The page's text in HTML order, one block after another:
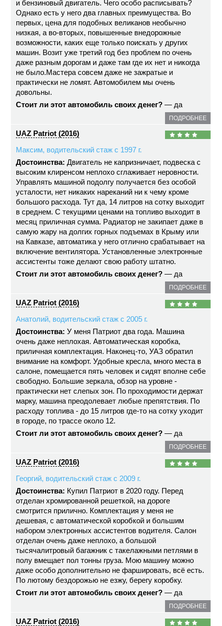
и бензиновый двигатель. Чего особо расписывать?
Однако есть у него два главных преимущества. Во
первых, цена для подобных великанов необычно
низкая, а во-вторых, повышенные внедорожные
возможности, каких еще только поискать у других
машин. Возит уже третий год без проблем по очень
даже разным дорогам и даже там где их нет и никогда
не было.Мастера совсем даже не зажратые и
практически не ломят. Автомобилем мы очень
довольны.
Стоит ли этот автомобиль своих денег? — да
ПОДРОБНЕЕ
UAZ Patriot (2016)
Максим, водительский стаж с 1997 г.
Достоинства: Двигатель не капризничает, подвеска с
высоким клиренсом неплохо сглаживает неровности.
Управлять машиной подолгу получается без особой
усталости, нет никаких нареканий ни к чему кроме
большого расхода. Тут да, 14 литров на сотку выходит
в среднем. С текущими ценами на топливо выходит в
месяц приличная сумма. Радиатор не закипает даже в
самую жару на долгих горных подъемах в Крыму или
на Кавказе, автоматика у него отлично срабатывает на
включение вентилятора. Установленные электронные
ассистенты тоже делают свою работу штатно.
Стоит ли этот автомобиль своих денег? — да
ПОДРОБНЕЕ
UAZ Patriot (2016)
Анатолий, водительский стаж с 2005 г.
Достоинства: У меня Патриот два года. Машина
очень даже неплохая. Автоматическая коробка,
приличная комплектация. Наконец-то, УАЗ обратил
внимание на комфорт. Удобные кресла, много места в
салоне, помещается пять человек и сидят вполне себе
свободно. Большие зеркала, обзор на уровне -
практически нет слепых зон. По проходимости держат
марку, машина преодолевает любые препятствия. По
расходу топлива - до 15 литров где-то на сотку уходит
в городе, по трассе около 12.
Стоит ли этот автомобиль своих денег? — да
ПОДРОБНЕЕ
UAZ Patriot (2016)
Георгий, водительский стаж с 2009 г.
Достоинства: Купил Патриот в 2020 году. Перед
отделан хромированной решеткой, на дороге
смотрится прилично. Комплектация у меня не
дешевая, с автоматической коробкой и большим
набором электронных ассистентов водителя. Салон
отделан очень даже неплохо, а большой
тысячалитровый багажник с такелажными петлями в
полу вмещает пол тонны груза. Мою машину можно
даже особо дополнительно не фаршировать, всё есть.
По лютому бездорожью не езжу, берегу коробку.
Стоит ли этот автомобиль своих денег? — да
ПОДРОБНЕЕ
UAZ Patriot (2016)